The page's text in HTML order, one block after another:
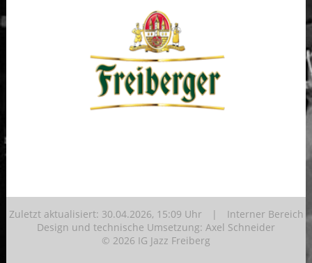
Zuletzt aktualisiert: 30.04.2026, 15:09 Uhr | Interner Bereich
Design und technische Umsetzung: Axel Schneider
© 2026 IG Jazz Freiberg